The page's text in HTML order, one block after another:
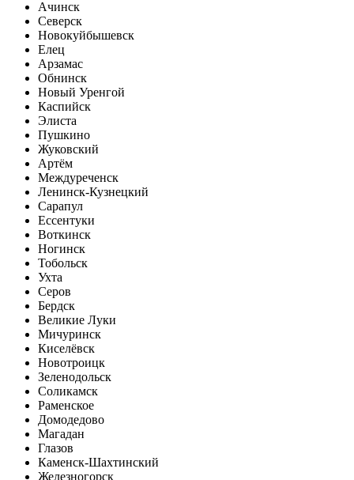
Ачинск
Северск
Новокуйбышевск
Елец
Арзамас
Обнинск
Новый Уренгой
Каспийск
Элиста
Пушкино
Жуковский
Артём
Междуреченск
Ленинск-Кузнецкий
Сарапул
Ессентуки
Воткинск
Ногинск
Тобольск
Ухта
Серов
Бердск
Великие Луки
Мичуринск
Киселёвск
Новотроицк
Зеленодольск
Соликамск
Раменское
Домодедово
Магадан
Глазов
Каменск-Шахтинский
Железногорск